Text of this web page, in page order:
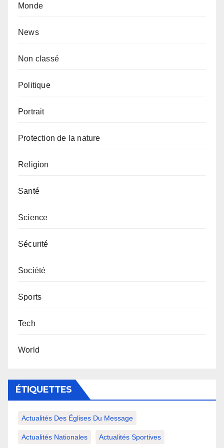
Monde
News
Non classé
Politique
Portrait
Protection de la nature
Religion
Santé
Science
Sécurité
Société
Sports
Tech
World
ÉTIQUETTES
Actualités Des Églises Du Message
Actualités Nationales Actualités Sportives